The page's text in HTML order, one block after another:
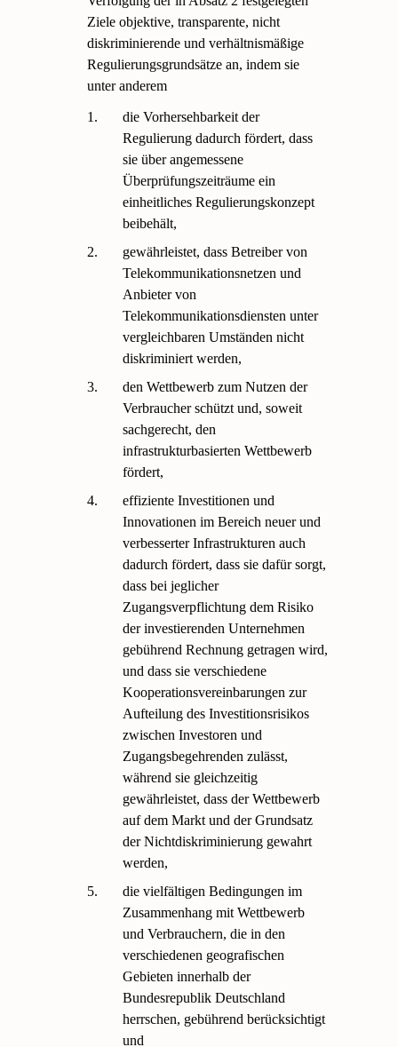
Ziele objektive, transparente, nicht
diskriminierende und verhältnismäßige
Regulierungsgrundsätze an, indem sie
unter anderem
1.
die Vorhersehbarkeit der
Regulierung dadurch fördert, dass
sie über angemessene
Überprüfungszeiträume ein
einheitliches Regulierungskonzept
beibehält,
2.
gewährleistet, dass Betreiber von
Telekommunikationsnetzen und
Anbieter von
Telekommunikationsdiensten unter
vergleichbaren Umständen nicht
diskriminiert werden,
3.
den Wettbewerb zum Nutzen der
Verbraucher schützt und, soweit
sachgerecht, den
infrastrukturbasierten Wettbewerb
fördert,
4.
effiziente Investitionen und
Innovationen im Bereich neuer und
verbesserter Infrastrukturen auch
dadurch fördert, dass sie dafür sorgt,
dass bei jeglicher
Zugangsverpflichtung dem Risiko
der investierenden Unternehmen
gebührend Rechnung getragen wird,
und dass sie verschiedene
Kooperationsvereinbarungen zur
Aufteilung des Investitionsrisikos
zwischen Investoren und
Zugangsbegehrenden zulässt,
während sie gleichzeitig
gewährleistet, dass der Wettbewerb
auf dem Markt und der Grundsatz
der Nichtdiskriminierung gewahrt
werden,
5.
die vielfältigen Bedingungen im
Zusammenhang mit Wettbewerb
und Verbrauchern, die in den
verschiedenen geografischen
Gebieten innerhalb der
Bundesrepublik Deutschland
herrschen, gebührend berücksichtigt
und